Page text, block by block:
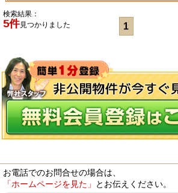
検索結果：
5件見つかりました 1
お電話でのお問合せの場合は、
「ホームページを見た」
とお伝えください。